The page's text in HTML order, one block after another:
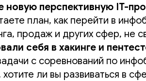
новую перспективную IT-
план, как перейти в
продаж и других сфер, не
себя в хакинге и
с соревнований по
ли вы развиваться в